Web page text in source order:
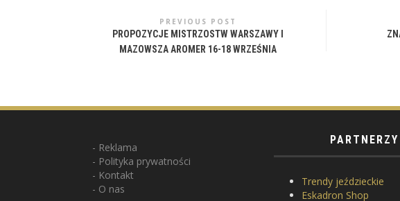
PREVIOUS POST
PROPOZYCJE MISTRZOSTW WARSZAWY I
MAZOWSZA AROMER 16-18 WRZEŚNIA
Reklama
Polityka prywatności
Kontakt
O nas
PARTNERZY
Trendy jeździeckie
Eskadron Shop